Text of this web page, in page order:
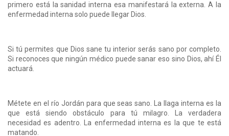
primero está la sanidad interna esa manifestará la externa. A la
enfermedad interna solo puede llegar Dios.
Si tú permites que Dios sane tu interior serás sano por completo.
Si reconoces que ningún médico puede sanar eso sino Dios, ahí Él
actuará.
Métete en el río Jordán para que seas sano. La llaga interna es la
que está siendo obstáculo para tú milagro. La verdadera
necesidad es adentro. La enfermedad interna es la que te está
matando.